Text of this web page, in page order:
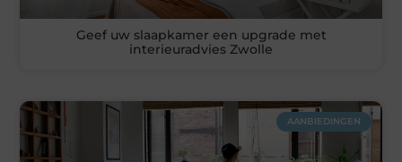
Geef uw slaapkamer een upgrade met
interieuradvies Zwolle
AANBIEDINGEN